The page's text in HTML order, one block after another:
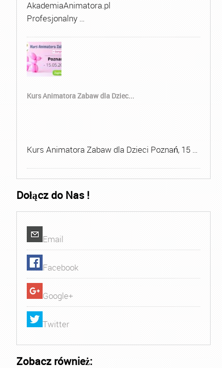
AkademiaAnimatora.pl
Profesjonalny …
Kurs Animatora Zabaw dla Dziec...
Kurs Animatora Zabaw dla Dzieci Poznań, 15 …
Dołącz do Nas !
Email
Facebook
Google+
Twitter
Zobacz również: